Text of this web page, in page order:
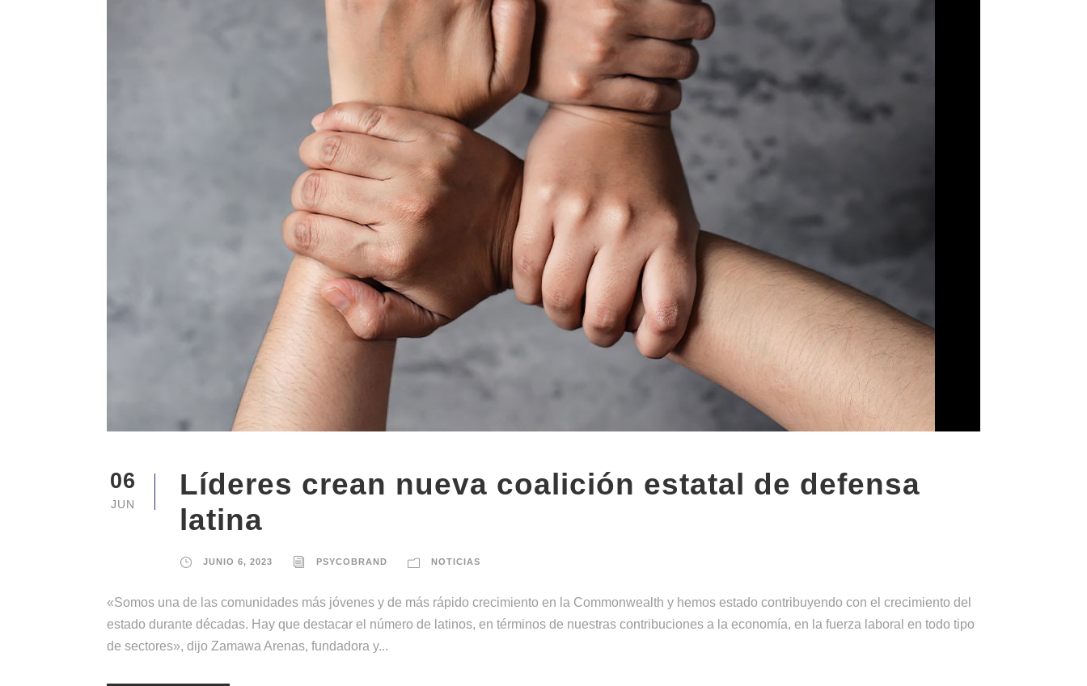
06
JUN
Líderes crean nueva coalición estatal de defensa
latina
JUNIO 6, 2023 PSYCOBRAND NOTICIAS
«Somos una de las comunidades más jóvenes y de más rápido crecimiento en la Commonwealth y hemos estado contribuyendo con el crecimiento del
estado durante décadas. Hay que destacar el número de latinos, en términos de nuestras contribuciones a la economía, en la fuerza laboral en todo tipo
de sectores», dijo Zamawa Arenas, fundadora y...